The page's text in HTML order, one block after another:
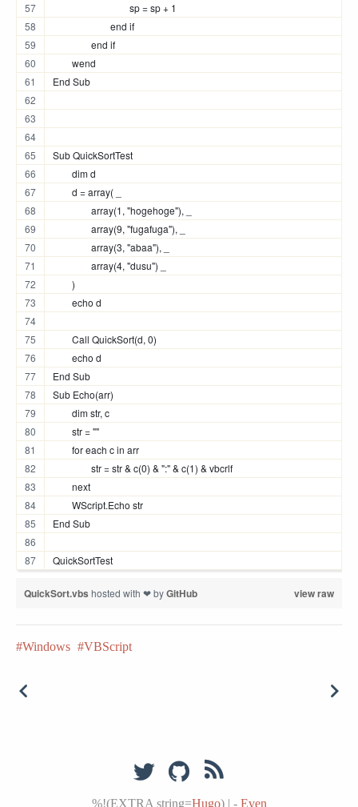
				sp = sp + 1
			end if
		end if
	wend
End Sub
Sub QuickSortTest
	dim d
	d = array( _
		array(1, "hogehoge"), _
		array(9, "fugafuga"), _
		array(3, "abaa"), _
		array(4, "dusu") _
	)
	echo d
	Call QuickSort(d, 0)
	echo d
End Sub
Sub Echo(arr)
	dim str, c
	str = ""
	for each c in arr
		str = str & c(0) & ":" & c(1) & vbcrlf
	next
	WScript.Echo str
End Sub
QuickSortTest
view raw
QuickSort.vbs hosted with ❤ byGitHub
Windows VBScript
%!(EXTRA string=Hugo) | - Even